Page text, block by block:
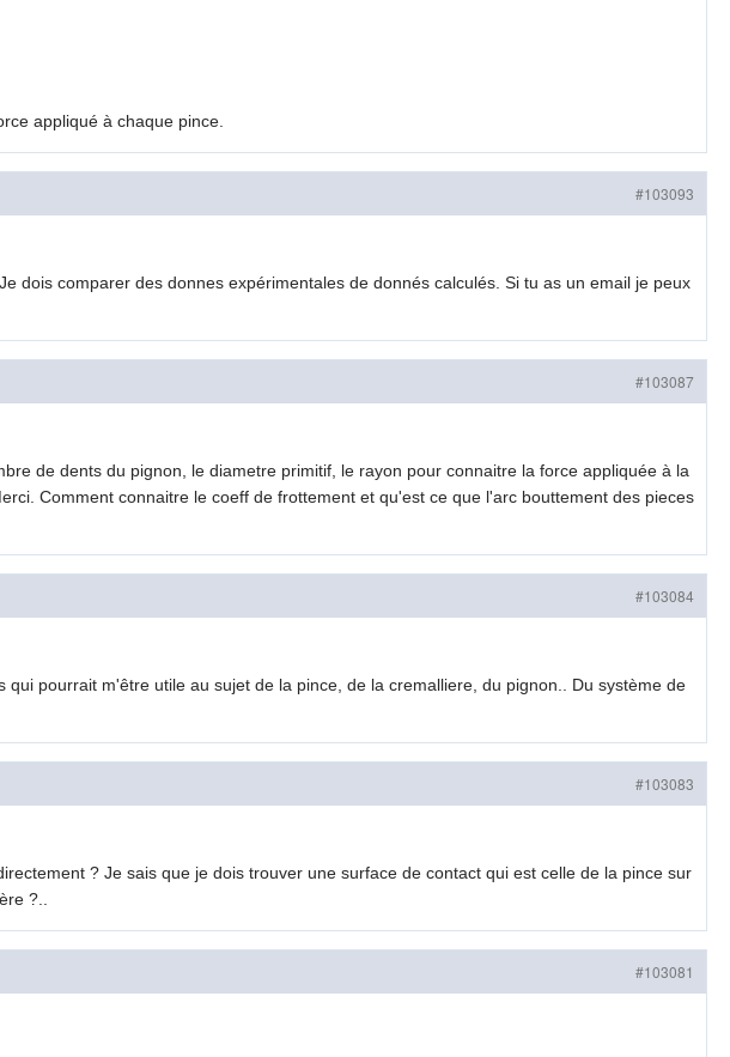
appliqué à chaque pince.
#103093
dois comparer des donnes expérimentales de donnés calculés. Si tu as un email je peux
#103087
de dents du pignon, le diametre primitif, le rayon pour connaitre la force appliquée à la
Comment connaitre le coeff de frottement et qu'est ce que l'arc bouttement des pieces
#103084
pourrait m'être utile au sujet de la pince, de la cremalliere, du pignon.. Du système de
#103083
? Je sais que je dois trouver une surface de contact qui est celle de la pince sur
?..
#103081